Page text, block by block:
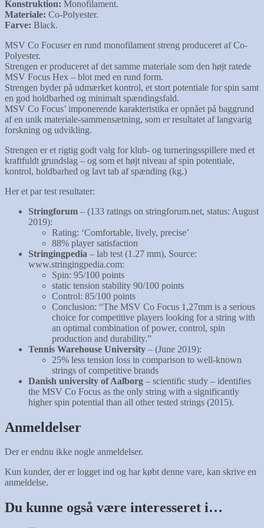
Konstruktion: Monofilament.
Materiale: Co-Polyester.
Farve: Black.
MSV Co Focuser en rund monofilament streng produceret af Co-
Polyester.
Strengen er produceret af det samme materiale som den højt ratede
MSV Focus Hex – blot med en rund form.
Strengen byder på udmærket kontrol, et stort potentiale for spin samt
en god holdbarhed og minimalt spændingsfald.
MSV Co Focus’ imponerende karakteristika er opnået på baggrund
af en unik materiale-sammensætning, som er resultatet af langvarig
forskning og udvikling.
Strengen er et rigtig godt valg for klub- og turneringsspillere med et
kraftfuldt grundslag – og som et højt niveau af spin potentiale,
kontrol, holdbarhed og lavt tab af spænding (kg.)
Her et par test resultater:
Stringforum – (133 ratings on stringforum.net, status: August
2019):
Rating: ‘Comfortable, lively, precise’
88% player satisfaction
Stringingpedia – lab test (1.27 mm), Source:
www.stringingpedia.com:
Spin: 95/100 points
static tension stability 90/100 points
Control: 85/100 points
Conclusion: “The MSV Co Focus 1,27mm is a serious
choice for competitive players looking for a string with
an optimal combination of power, control, spin
production and durability.”
Tennis Warehouse University – (June 2019):
25% less tension loss in comparison to well-known
strings of competitive brands
Danish university of Aalborg – scientific study – identifies
the MSV Co Focus as the only string with a significantly
higher spin potential than all other tested strings (2015).
Anmeldelser
Der er endnu ikke nogle anmeldelser.
Kun kunder, der er logget ind og har købt denne vare, kan skrive en
anmeldelse.
Du kunne også være interesseret i…